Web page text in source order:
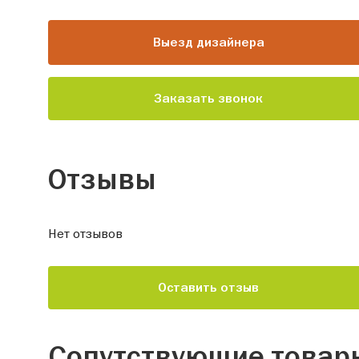
Выезд дизайнера
Заказать звонок
Отзывы
Нет отзывов
Оставить отзыв